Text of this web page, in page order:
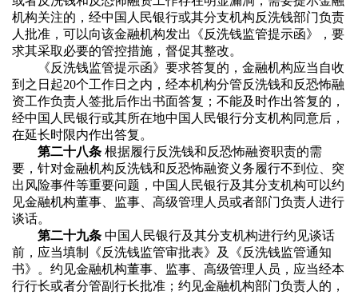
机构关注的，经中国人民银行或其分支机构反洗钱部门负责
人批准，可以向该金融机构发出《反洗钱监管提示函》，要
求其采取必要的管控措施，督促其整改。
《反洗钱监管提示函》要求答复的，金融机构应当自收
到之日起20个工作日之内，经本机构分管反洗钱和反恐怖融
资工作负责人签批后作出书面答复；不能及时作出答复的，
经中国人民银行或其所在地中国人民银行分支机构同意后，
在延长时限内作出答复。
第二十八条 根据履行反洗钱和反恐怖融资职责的需
要，针对金融机构反洗钱和反恐怖融资义务履行不到位、突
出风险事件等重要问题，中国人民银行及其分支机构可以约
见金融机构董事、监事、高级管理人员或者部门负责人进行
谈话。
第二十九条 中国人民银行及其分支机构进行约见谈话
前，应当填制《反洗钱监管审批表》及《反洗钱监管通知
书》。约见金融机构董事、监事、高级管理人员，应当经本
行行长或者分管副行长批准；约见金融机构部门负责人的，